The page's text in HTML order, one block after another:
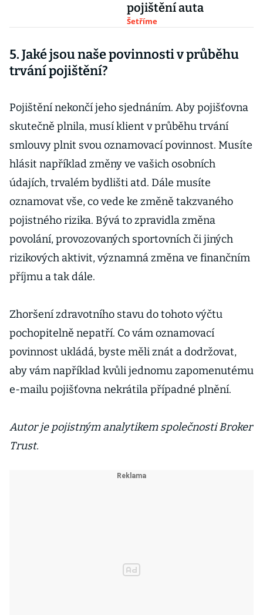
pojištění auta
Šetříme
5. Jaké jsou naše povinnosti v průběhu
trvání pojištění?
Pojištění nekončí jeho sjednáním. Aby pojišťovna
skutečně plnila, musí klient v průběhu trvání
smlouvy plnit svou oznamovací povinnost. Musíte
hlásit například změny ve vašich osobních
údajích, trvalém bydlišti atd. Dále musíte
oznamovat vše, co vede ke změně takzvaného
pojistného rizika. Bývá to zpravidla změna
povolání, provozovaných sportovních či jiných
rizikových aktivit, významná změna ve finančním
příjmu a tak dále.
Zhoršení zdravotního stavu do tohoto výčtu
pochopitelně nepatří. Co vám oznamovací
povinnost ukládá, byste měli znát a dodržovat,
aby vám například kvůli jednomu zapomenutému
e-mailu pojišťovna nekrátila případné plnění.
Autor je pojistným analytikem společnosti Broker
Trust.